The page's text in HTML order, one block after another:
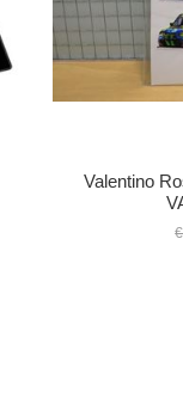
Valentino